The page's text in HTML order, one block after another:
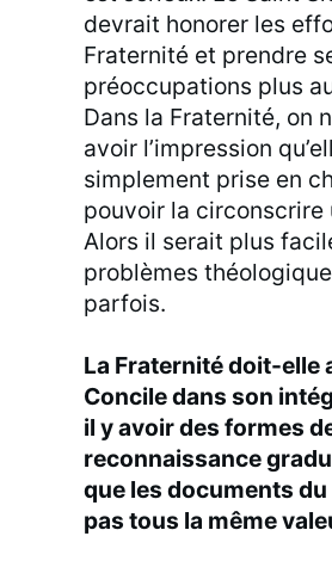
devrait honorer les
Fraternité et prendre
préoccupations plus
Dans la Fraternité, on
avoir l’impression
simplement prise en
pouvoir la circonscrire
Alors il serait plus
problèmes
parfois.
La Fraternité doit-elle
Concile dans son
il y avoir des formes
reconnaissance
que les documents du
pas tous la même